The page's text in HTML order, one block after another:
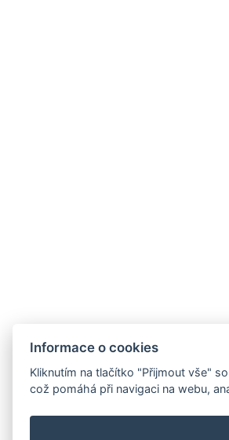
Informace o cookies
Kliknutím na tlačítko "Přijmout vše"
což pomáhá při navigaci na webu,